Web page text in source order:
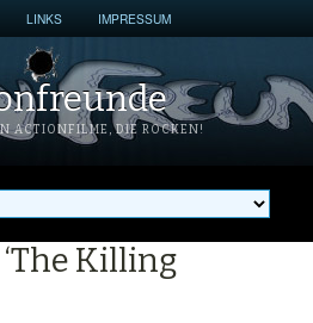
LINKS IMPRESSUM
ACTIONFILME, DIE ROCKEN!
Killing